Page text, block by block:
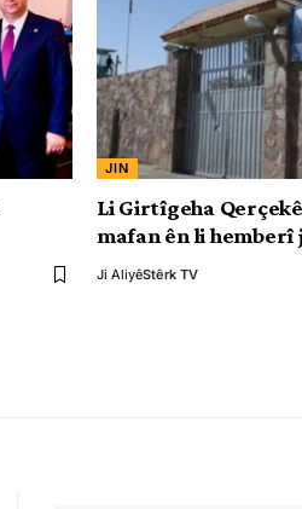
JIN
Li Girtîgeha
mafan ên li
Ji AliyêStêrk TV